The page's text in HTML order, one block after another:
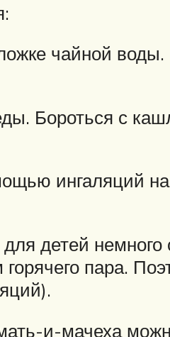
чайной воды.
Бороться с
ингаляций
детей немного
пара.
и-мачеха